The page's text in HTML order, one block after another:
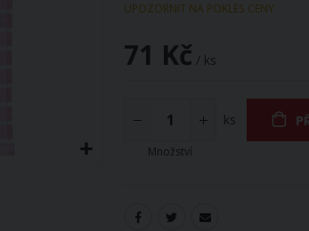
UPOZORNIT NA POKLES CENY
71 Kč / ks
Množství
ks